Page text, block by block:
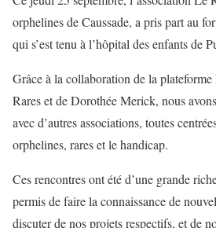
orphelines de Caussade, a pris part au
qui s’est tenu à l’hôpital des enfants de
Grâce à la collaboration de la
Rares et de Dorothée Merick, nous
avec d’autres associations, toutes
orphelines, rares et le handicap.
Ces rencontres ont été d’une grande
permis de faire la connaissance de
discuter de nos projets respectifs, et de